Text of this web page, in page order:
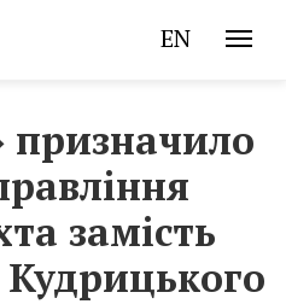
EN
призначило
замість
Кудрицького